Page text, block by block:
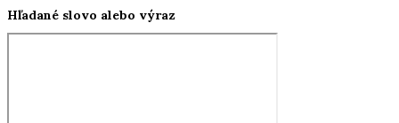
Hľadané slovo alebo výraz